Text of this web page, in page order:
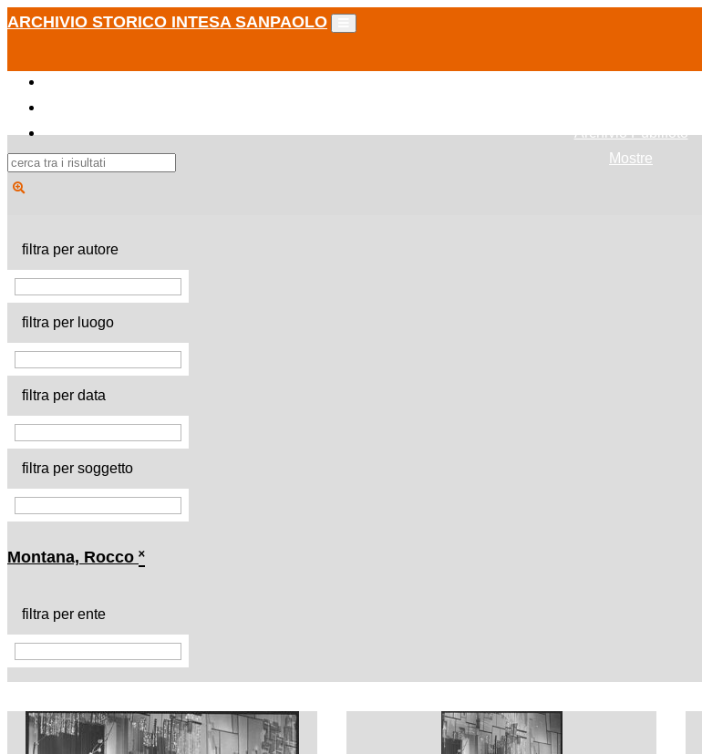
ARCHIVIO STORICO INTESA SANPAOLO
Archivio Publifoto
Mostre
filtra per autore
filtra per luogo
filtra per data
filtra per soggetto
Montana, Rocco ˟
filtra per ente